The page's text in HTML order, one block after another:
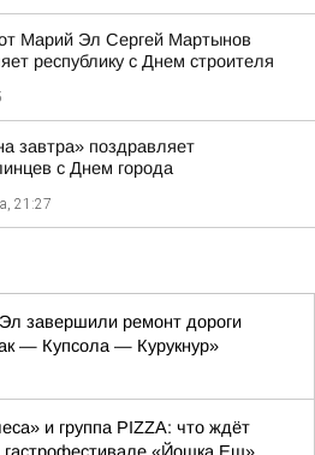
Марий Эл Сергей Мартынов
республику с Днем строителя
завтра» поздравляет
с Днем города
21:27
завершили ремонт дороги
— Купсола — Курукнур»
и группа PIZZA: что ждёт